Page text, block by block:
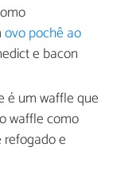
ovo pochê ao
e bacon
é um waffle que
waffle como
e